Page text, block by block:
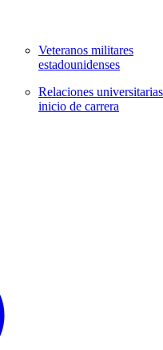
Veteranos militares
estadounidenses
Relaciones
inicio de carrera